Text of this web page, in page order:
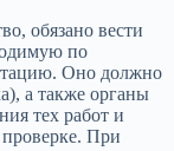
обязано вести
по
Оно должно
а также органы
тех работ и
проверке. При